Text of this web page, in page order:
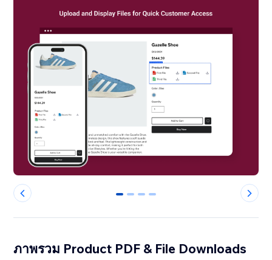
0 1 2 3
ภาพรวม Product PDF & File Downloads